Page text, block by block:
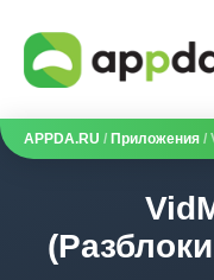
APPDA.RU / Приложения /